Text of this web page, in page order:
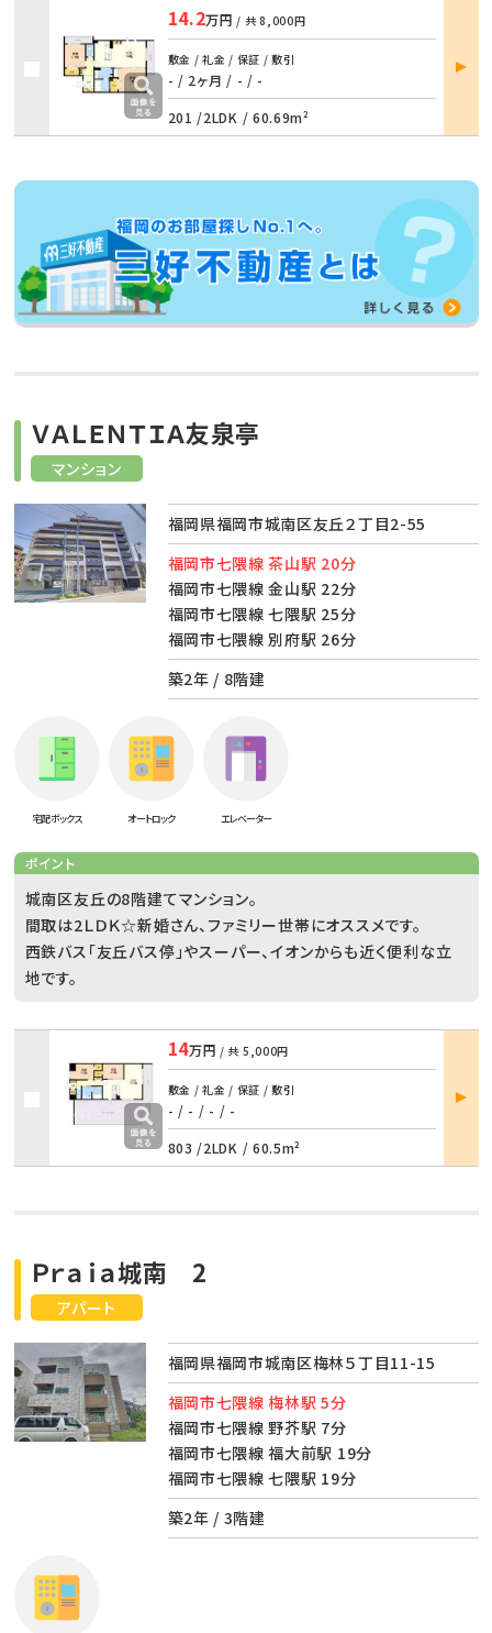
14.2万円 / 共 8,000円
敷金 / 礼金 / 保証 / 敷引
- / 2ヶ月 / - / -
201 /2LDK / 60.69m²
部屋
詳細
マンション
ＶＡＬＥＮＴＩＡ友泉亭
福岡県福岡市城南区友丘２丁目2-55
福岡市七隈線 茶山駅 20分
福岡市七隈線 金山駅 22分
福岡市七隈線 七隈駅 25分
福岡市七隈線 別府駅 26分
築2年 / 8階建
宅配ボックス オートロック エレベーター
ポイント
城南区友丘の8階建てマンション。
間取は2ＬＤＫ☆新婚さん、ファミリー世帯にオススメです。
西鉄バス「友丘バス停」やスーパー、イオンからも近く便利な立
地です。
14万円 / 共 5,000円
敷金 / 礼金 / 保証 / 敷引
- / - / - / -
803 /2LDK / 60.5m²
部屋
詳細
アパート
Ｐｒａｉａ城南 2
福岡県福岡市城南区梅林５丁目11-15
福岡市七隈線 梅林駅 5分
福岡市七隈線 野芥駅 7分
福岡市七隈線 福大前駅 19分
福岡市七隈線 七隈駅 19分
築2年 / 3階建